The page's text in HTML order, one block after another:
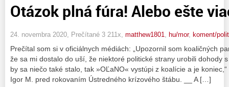
Otázok plná fúra! Alebo ešte
24. novembra 2020, Prečítané 3 211x, matthew1801 hu/mor, koment/
Prečítal som si v oficiálnych médiách: „Upozornil som koaličných
že sa mi dostalo do uší, že niektoré politické strany urobili dohody
by sa niečo také stalo, tak »OĽaNO« vystúpi z koalície a je
Igor M. pred rokovaním Ústredného krízového štábu. __ A […]